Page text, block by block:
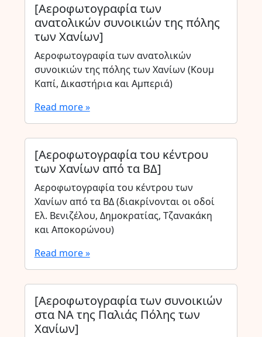
[Αεροφωτογραφία των
ανατολικών συνοικιών της πόλης
των Χανίων]
Αεροφωτογραφία των ανατολικών
συνοικιών της πόλης των Χανίων (Κουμ
Καπί, Δικαστήρια και Αμπεριά)
Read more »
[Αεροφωτογραφία του κέντρου
των Χανίων από τα ΒΔ]
Αεροφωτογραφία του κέντρου των
Χανίων από τα ΒΔ (διακρίνονται οι οδοί
Ελ. Βενιζέλου, Δημοκρατίας, Τζανακάκη
και Αποκορώνου)
Read more »
[Αεροφωτογραφία των συνοικιών
στα ΝΑ της Παλιάς Πόλης των
Χανίων]